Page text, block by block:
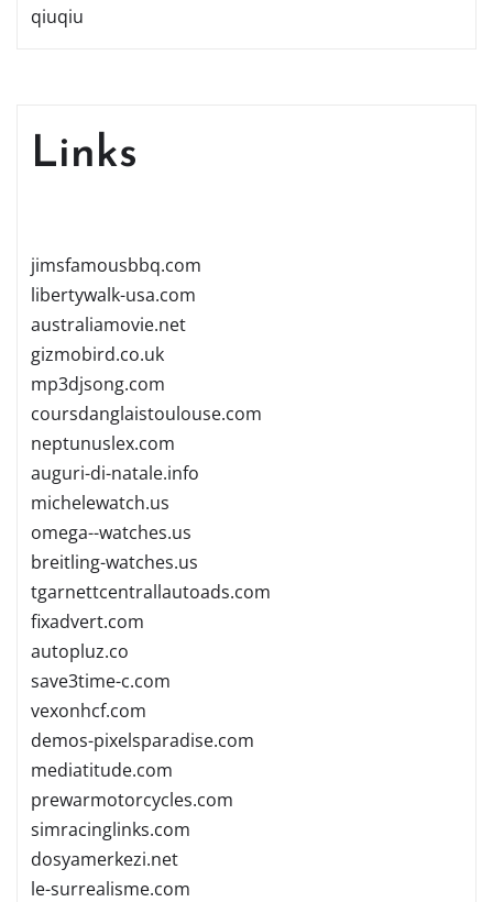
qiuqiu
Links
jimsfamousbbq.com
libertywalk-usa.com
australiamovie.net
gizmobird.co.uk
mp3djsong.com
coursdanglaistoulouse.com
neptunuslex.com
auguri-di-natale.info
michelewatch.us
omega--watches.us
breitling-watches.us
tgarnettcentrallautoads.com
fixadvert.com
autopluz.co
save3time-c.com
vexonhcf.com
demos-pixelsparadise.com
mediatitude.com
prewarmotorcycles.com
simracinglinks.com
dosyamerkezi.net
le-surrealisme.com